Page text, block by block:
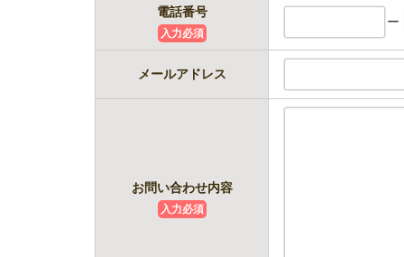
電話番号
入力必須
ー
メールアドレス
お問い合わせ内容
入力必須